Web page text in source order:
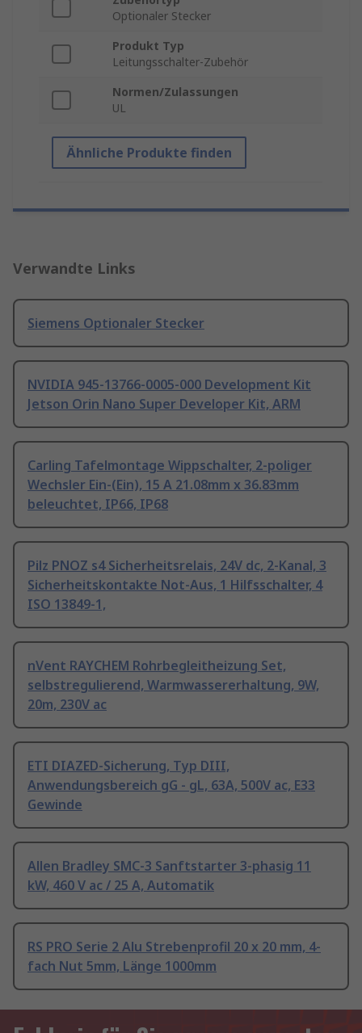
Optionaler Stecker
Produkt Typ
Leitungsschalter-Zubehör
Normen/Zulassungen
UL
Ähnliche Produkte finden
Verwandte Links
Siemens Optionaler Stecker
NVIDIA 945-13766-0005-000 Development Kit
Jetson Orin Nano Super Developer Kit, ARM
Carling Tafelmontage Wippschalter, 2-poliger
Wechsler Ein-(Ein), 15 A 21.08mm x 36.83mm
beleuchtet, IP66, IP68
Pilz PNOZ s4 Sicherheitsrelais, 24V dc, 2-Kanal, 3
Sicherheitskontakte Not-Aus, 1 Hilfsschalter, 4
ISO 13849-1,
nVent RAYCHEM Rohrbegleitheizung Set,
selbstregulierend, Warmwassererhaltung, 9W,
20m, 230V ac
ETI DIAZED-Sicherung, Typ DIII,
Anwendungsbereich gG - gL, 63A, 500V ac, E33
Gewinde
Allen Bradley SMC-3 Sanftstarter 3-phasig 11
kW, 460 V ac / 25 A, Automatik
RS PRO Serie 2 Alu Strebenprofil 20 x 20 mm, 4-
fach Nut 5mm, Länge 1000mm